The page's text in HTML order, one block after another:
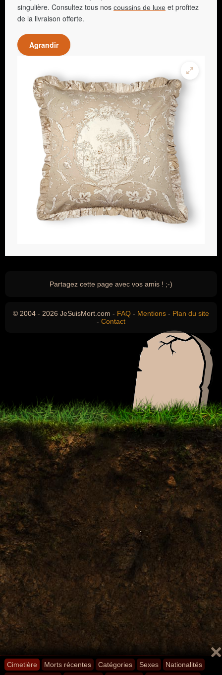
Cimetière Morts récentes Catégories Sexes
Nationalités
singulière. Consultez tous nos coussins de luxe et profitez
de la livraison offerte.
Agrandir
Partagez cette page avec vos amis ! ;-)
© 2004 - 2026 JeSuisMort.com - FAQ - Mentions - Plan du site
- Contact